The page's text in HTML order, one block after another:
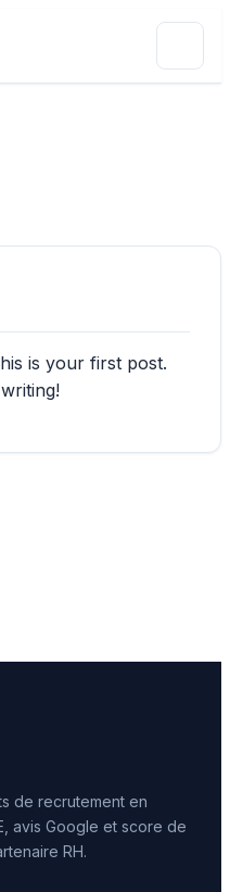
is your first post.
de recrutement en
avis Google et score de
RH.